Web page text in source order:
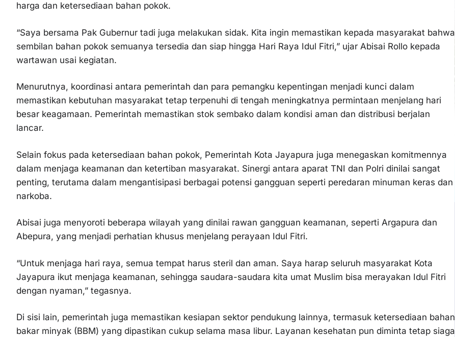
harga dan ketersediaan bahan pokok.
“Saya bersama Pak Gubernur tadi juga melakukan sidak. Kita ingin memastikan kepada masyarakat bahwa
sembilan bahan pokok semuanya tersedia dan siap hingga Hari Raya Idul Fitri,” ujar Abisai Rollo kepada
wartawan usai kegiatan.
Menurutnya, koordinasi antara pemerintah dan para pemangku kepentingan menjadi kunci dalam
memastikan kebutuhan masyarakat tetap terpenuhi di tengah meningkatnya permintaan menjelang hari
besar keagamaan. Pemerintah memastikan stok sembako dalam kondisi aman dan distribusi berjalan
lancar.
Selain fokus pada ketersediaan bahan pokok, Pemerintah Kota Jayapura juga menegaskan komitmennya
dalam menjaga keamanan dan ketertiban masyarakat. Sinergi antara aparat TNI dan Polri dinilai sangat
penting, terutama dalam mengantisipasi berbagai potensi gangguan seperti peredaran minuman keras dan
narkoba.
Abisai juga menyoroti beberapa wilayah yang dinilai rawan gangguan keamanan, seperti Argapura dan
Abepura, yang menjadi perhatian khusus menjelang perayaan Idul Fitri.
“Untuk menjaga hari raya, semua tempat harus steril dan aman. Saya harap seluruh masyarakat Kota
Jayapura ikut menjaga keamanan, sehingga saudara-saudara kita umat Muslim bisa merayakan Idul Fitri
dengan nyaman,” tegasnya.
Di sisi lain, pemerintah juga memastikan kesiapan sektor pendukung lainnya, termasuk ketersediaan bahan
bakar minyak (BBM) yang dipastikan cukup selama masa libur. Layanan kesehatan pun diminta tetap siaga